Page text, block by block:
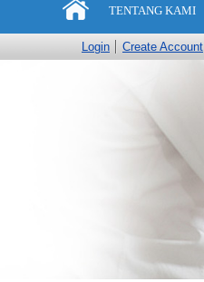
TENTANG KAMI
Login Create Account